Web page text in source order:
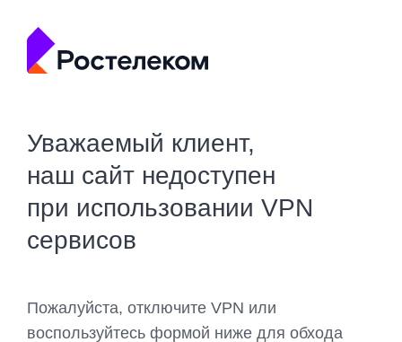
Уважаемый клиент,
наш сайт недоступен
при использовании VPN
сервисов
Пожалуйста, отключите VPN или
воспользуйтесь формой ниже для обхода